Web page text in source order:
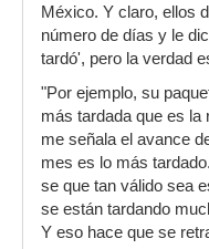
México. Y claro, ellos
número de días y le
tardó', pero la verdad
"Por ejemplo, su
más tardada que es la
me señala el avance
mes es lo más
se que tan válido sea
se están tardando
Y eso hace que se